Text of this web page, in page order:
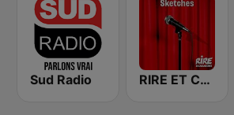
Sud Radio RIRE ET CHANSONS SKETCHES